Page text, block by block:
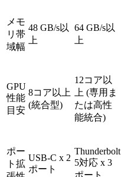
メモ
リ帯
域幅
48 GB/s以
上
64 GB/s以
上
GPU
性能
目安
8コア以上
(統合型)
12コア以
上 (専用ま
たは高性
能統合)
ポー
ト拡
USB-C x 2
ポート
Thunderbolt
5対応 x 3
ポート